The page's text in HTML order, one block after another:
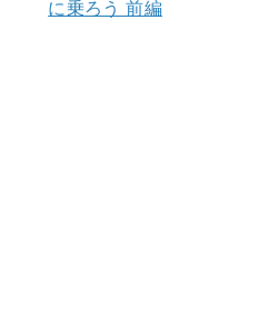
に乗ろう 前編